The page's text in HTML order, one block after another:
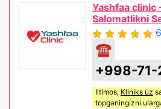
Yashfaa clinic
Salomatlikni
☎
+998-
Iltimos, Kliniks uz
topganingizni